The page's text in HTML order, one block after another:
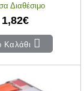
Διαθέσιμο
1,82€
Καλάθι